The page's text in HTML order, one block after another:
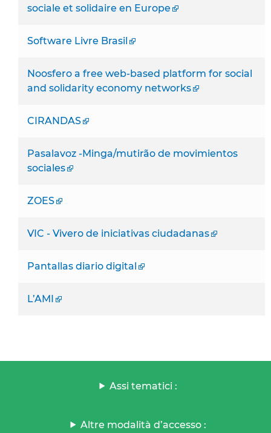
sociale et solidaire en Europe
Software Livre Brasil
Noosfero a free web-based platform for social
and solidarity economy networks
CIRANDAS
Pasalavoz -Minga/mutirão de movimientos
sociales
ZOES
VIC - Vivero de iniciativas ciudadanas
Pantallas diario digital
L’AMI
Assi tematici :
Altre modalità d’accesso :